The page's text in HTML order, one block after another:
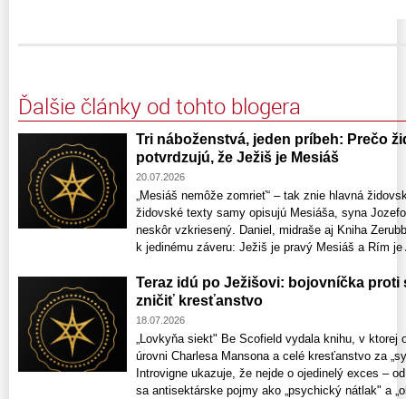
Ďalšie články od tohto blogera
Tri náboženstvá, jeden príbeh: Prečo
potvrdzujú, že Ježiš je Mesiáš
20.07.2026
„Mesiáš nemôže zomrieť“ – tak znie hlavná
židovské texty samy opisujú Mesiáša, syna
neskôr vzkriesený. Daniel, midraše aj Kniha
k jedinému záveru: Ježiš je pravý Mesiáš a Rím je
Teraz idú po Ježišovi: bojovníčka proti
zničiť kresťanstvo
18.07.2026
„Lovkyňa siekt" Be Scofield vydala knihu, v
úrovni Charlesa Mansona a celé kresťanstvo za
Introvigne ukazuje, že nejde o ojedinelý exces –
sa antisektárske pojmy ako „psychický nátlak" a